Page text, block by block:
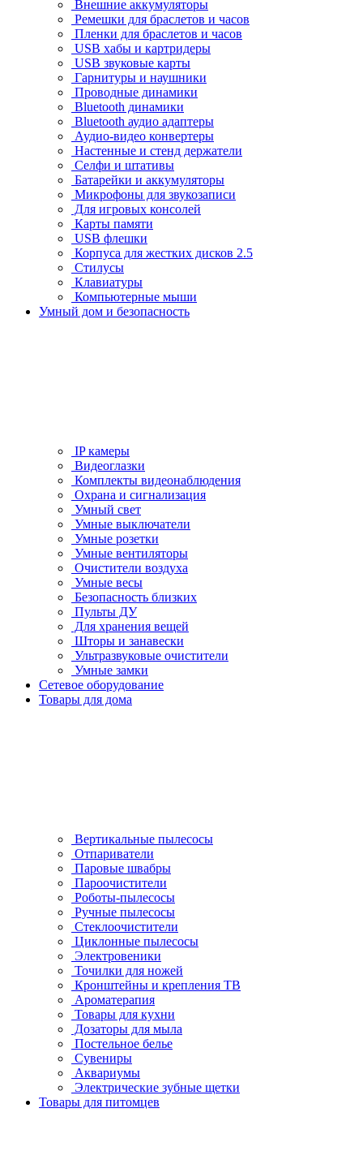
Внешние аккумуляторы
Ремешки для браслетов и часов
Пленки для браслетов и часов
USB хабы и картридеры
USB звуковые карты
Гарнитуры и наушники
Проводные динамики
Bluetooth динамики
Bluetooth аудио адаптеры
Аудио-видео конвертеры
Настенные и стенд держатели
Селфи и штативы
Батарейки и аккумуляторы
Микрофоны для звукозаписи
Для игровых консолей
Карты памяти
USB флешки
Корпуса для жестких дисков 2.5
Стилусы
Клавиатуры
Компьютерные мыши
Умный дом и безопасность
IP камеры
Видеоглазки
Комплекты видеонаблюдения
Охрана и сигнализация
Умный свет
Умные выключатели
Умные розетки
Умные вентиляторы
Очистители воздуха
Умные весы
Безопасность близких
Пульты ДУ
Для хранения вещей
Шторы и занавески
Ультразвуковые очистители
Умные замки
Сетевое оборудование
Товары для дома
Вертикальные пылесосы
Отпариватели
Паровые швабры
Пароочистители
Роботы-пылесосы
Ручные пылесосы
Стеклоочистители
Циклонные пылесосы
Электровеники
Точилки для ножей
Кронштейны и крепления ТВ
Ароматерапия
Товары для кухни
Дозаторы для мыла
Постельное белье
Сувениры
Аквариумы
Электрические зубные щетки
Товары для питомцев